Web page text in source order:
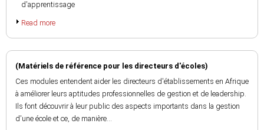
d'apprentissage
Read more
(Matériels de référence pour les directeurs d'écoles)
Ces modules entendent aider les directeurs d'établissements en Afrique
à améliorer leurs aptitudes professionnelles de gestion et de leadership.
Ils font découvrir à leur public des aspects importants dans la gestion
d'une école et ce, de manière...